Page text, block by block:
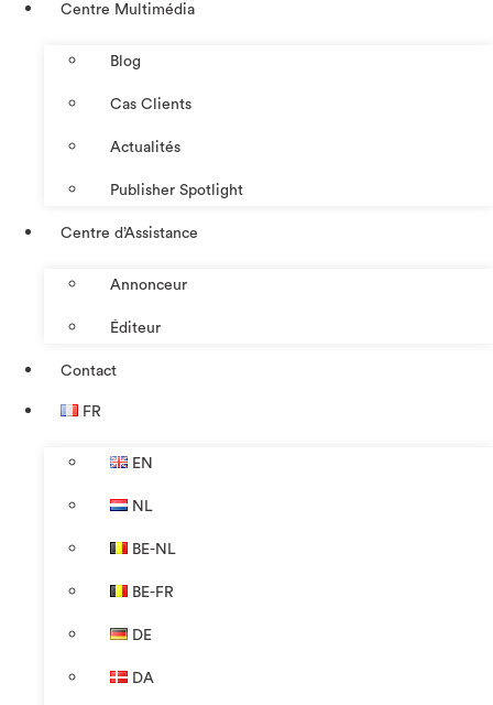
Centre Multimédia
Blog
Cas Clients
Actualités
Publisher Spotlight
Centre d’Assistance
Annonceur
Éditeur
Contact
FR
EN
NL
BE-NL
BE-FR
DE
DA